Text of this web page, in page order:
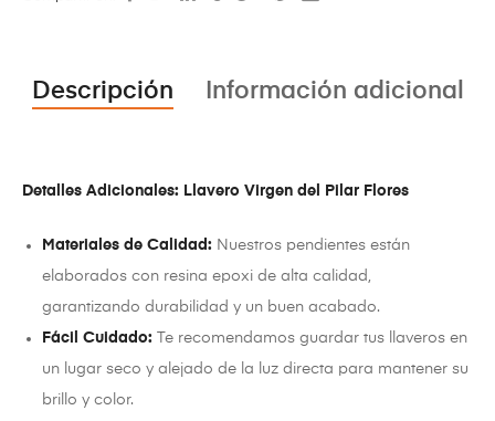
Descripción Información adicional
Detalles Adicionales: Llavero Virgen del Pilar Flores
Materiales de Calidad: Nuestros pendientes están
elaborados con resina epoxi de alta calidad,
garantizando durabilidad y un buen acabado.
Fácil Cuidado: Te recomendamos guardar tus llaveros en
un lugar seco y alejado de la luz directa para mantener su
brillo y color.